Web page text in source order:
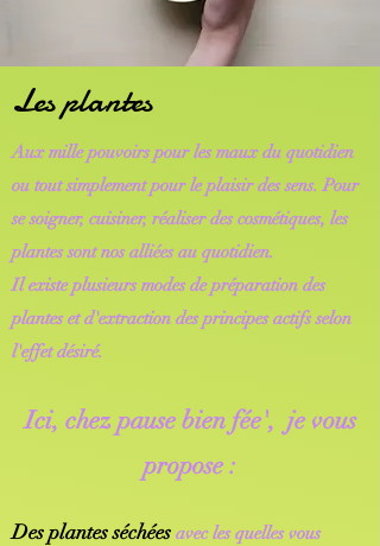
Les plantes
Aux mille pouvoirs pour les maux du quotidien
ou tout simplement pour le plaisir des sens. Pour
se soigner, cuisiner, réaliser des cosmétiques, les
plantes sont nos alliées au quotidien.
Il existe plusieurs modes de préparation des
plantes et d'extraction des principes actifs selon
l'effet désiré.
Ici, chez pause bien fée', je vous
propose :
Des plantes séchées avec les quelles vous